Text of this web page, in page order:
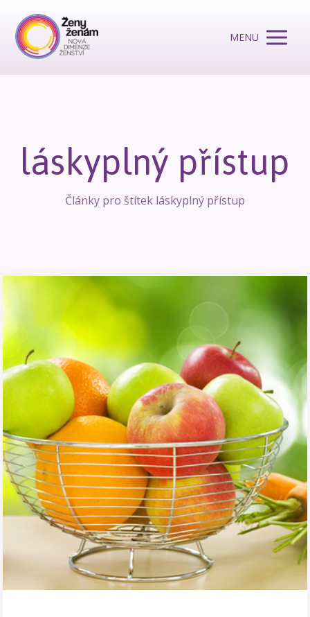
MENU
láskyplný přístup
Články pro štítek láskyplný přístup